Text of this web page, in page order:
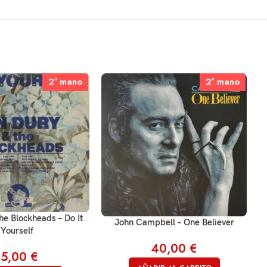
2ª mano
2ª mano
Blockheads – Do It
Yourself
€
2ª mano
2ª mano
John Campbell – One Believer
40,00 €